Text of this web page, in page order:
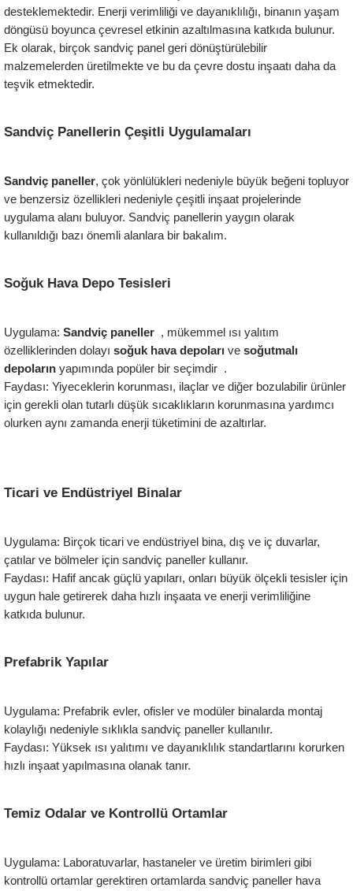
desteklemektedir. Enerji verimliliği ve dayanıklılığı, binanın yaşam
döngüsü boyunca çevresel etkinin azaltılmasına katkıda bulunur.
Ek olarak, birçok sandviç panel geri dönüştürülebilir
malzemelerden üretilmekte ve bu da çevre dostu inşaatı daha da
teşvik etmektedir.
Sandviç Panellerin Çeşitli Uygulamaları
Sandviç paneller, çok yönlülükleri nedeniyle büyük beğeni topluyor
ve benzersiz özellikleri nedeniyle çeşitli inşaat projelerinde
uygulama alanı buluyor. Sandviç panellerin yaygın olarak
kullanıldığı bazı önemli alanlara bir bakalım.
Soğuk Hava Depo Tesisleri
Uygulama: Sandviç paneller , mükemmel ısı yalıtım
özelliklerinden dolayı soğuk hava depoları ve soğutmalı
depoların yapımında popüler bir seçimdir  .
Faydası: Yiyeceklerin korunması, ilaçlar ve diğer bozulabilir ürünler
için gerekli olan tutarlı düşük sıcaklıkların korunmasına yardımcı
olurken aynı zamanda enerji tüketimini de azaltırlar.
Ticari ve Endüstriyel Binalar
Uygulama: Birçok ticari ve endüstriyel bina, dış ve iç duvarlar,
çatılar ve bölmeler için sandviç paneller kullanır.
Faydası: Hafif ancak güçlü yapıları, onları büyük ölçekli tesisler için
uygun hale getirerek daha hızlı inşaata ve enerji verimliliğine
katkıda bulunur.
Prefabrik Yapılar
Uygulama: Prefabrik evler, ofisler ve modüler binalarda montaj
kolaylığı nedeniyle sıklıkla sandviç paneller kullanılır.
Faydası: Yüksek ısı yalıtımı ve dayanıklılık standartlarını korurken
hızlı inşaat yapılmasına olanak tanır.
Temiz Odalar ve Kontrollü Ortamlar
Uygulama: Laboratuvarlar, hastaneler ve üretim birimleri gibi
kontrollü ortamlar gerektiren ortamlarda sandviç paneller hava